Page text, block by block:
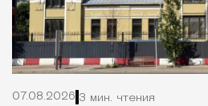
07.08.2026 3 мин. чтения